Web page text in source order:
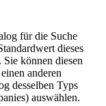
für die Suche
dieses
. Sie können diesen
anderen
desselben Typs
auswählen.